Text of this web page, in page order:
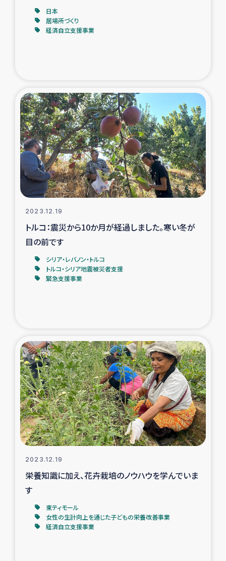
レバノンでのシリア難民・レバノン人への農業支援
石巻市街地在宅被災者支援
復興応援隊の活動
仮設住宅生活支援・農業復興支援
漁業復興支援
経済自立支援事業
居場所づくり
ガザ地区での公園の緑化を通じた支援事業
ガザ地区における被災住民への緊急支援
ガザ地区酪農を通した女性グループの生計支援
ふりかけ普及と食生活改善による栄養改善事業
フェアトレード事業
緊急支援事業
日本
居場所づくり
経済自立支援事業
2023.12.19
トルコ：震災から10か月が経過しました。寒い冬が
目の前です
シリア・レバノン・トルコ
トルコ・シリア地震被災者支援
緊急支援事業
2023.12.19
栄養知識に加え、花卉栽培のノウハウを学んでいま
す
東ティモール
女性の生計向上を通じた子どもの栄養改善事業
経済自立支援事業